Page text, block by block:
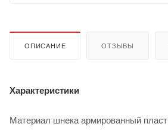
ОПИСАНИЕ ОТЗЫВЫ
Характеристики
Материал шнека армированный